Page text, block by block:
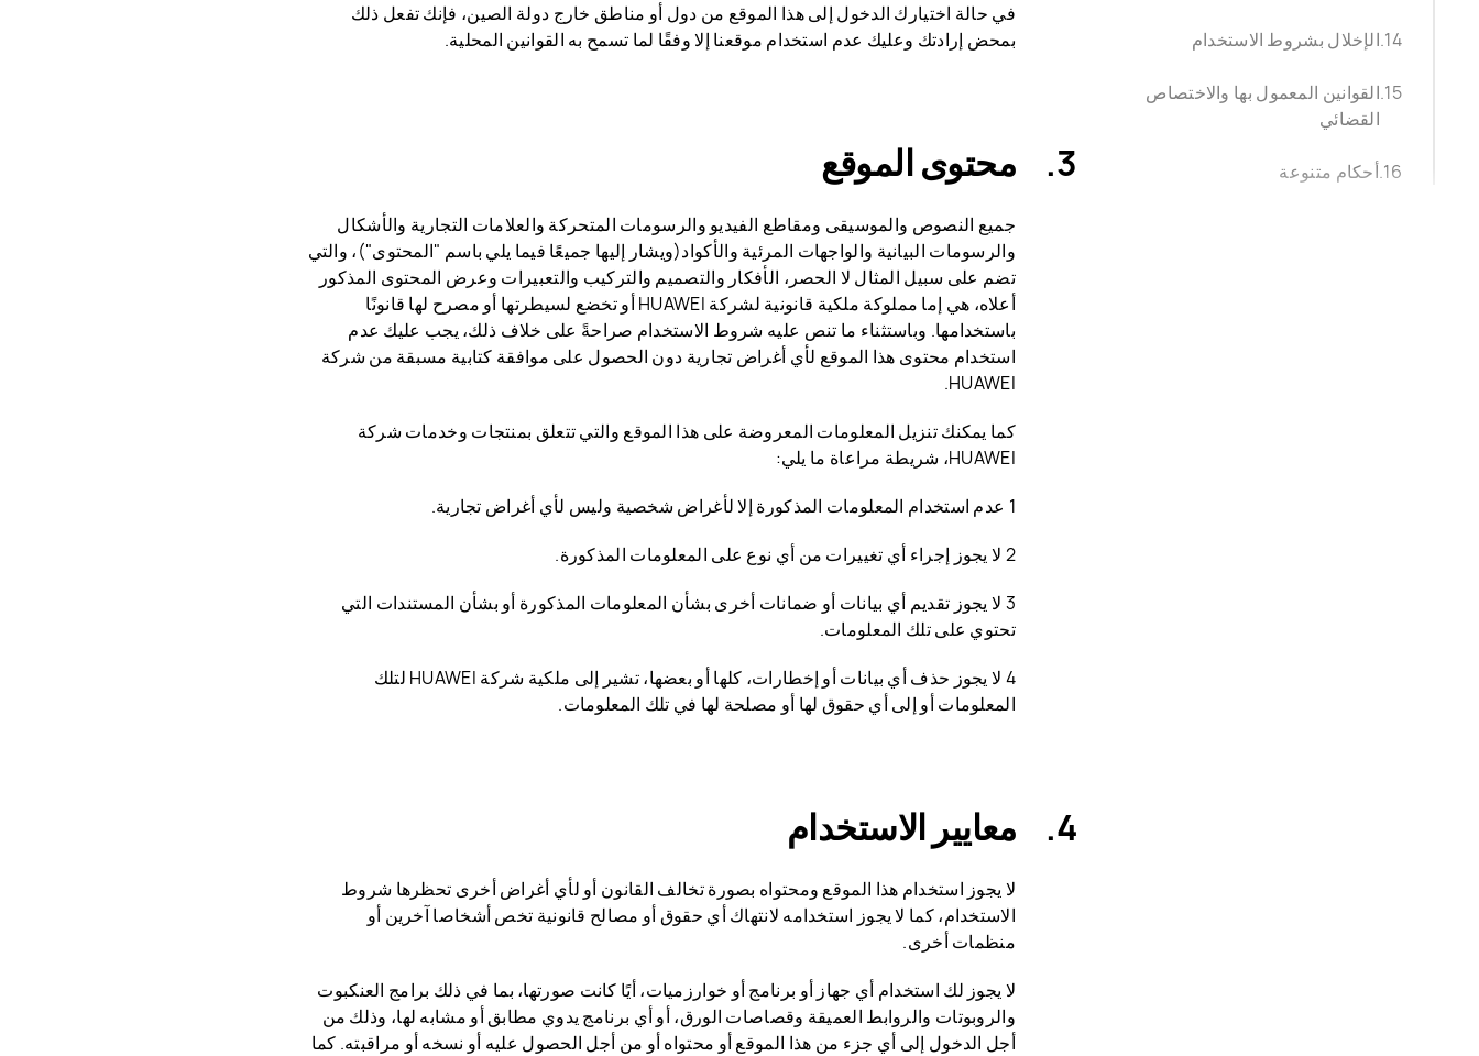
الإخلال بشروط الاستخدام
القوانين المعمول بها والاختصاص
القضائي
أحكام متنوعة
في حالة اختيارك الدخول إلى هذا الموقع من دول أو مناطق خارج دولة الصين، فإنك تفعل ذلك
بمحض إرادتك وعليك عدم استخدام موقعنا إلا وفقًا لما تسمح به القوانين المحلية.
محتوى الموقع
جميع النصوص والموسيقى ومقاطع الفيديو والرسومات المتحركة والعلامات التجارية والأشكال
والرسومات البيانية والواجهات المرئية والأكواد(ويشار إليها جميعًا فيما يلي باسم "المحتوى")، والتي
تضم على سبيل المثال لا الحصر، الأفكار والتصميم والتركيب والتعبيرات وعرض المحتوى المذكور
أعلاه، هي إما مملوكة ملكية قانونية لشركة HUAWEI أو تخضع لسيطرتها أو مصرح لها قانونًا
باستخدامها. وباستثناء ما تنص عليه شروط الاستخدام صراحةً على خلاف ذلك، يجب عليك عدم
استخدام محتوى هذا الموقع لأي أغراض تجارية دون الحصول على موافقة كتابية مسبقة من شركة
HUAWEI.
كما يمكنك تنزيل المعلومات المعروضة على هذا الموقع والتي تتعلق بمنتجات وخدمات شركة
HUAWEI، شريطة مراعاة ما يلي:
1 عدم استخدام المعلومات المذكورة إلا لأغراض شخصية وليس لأي أغراض تجارية.
2 لا يجوز إجراء أي تغييرات من أي نوع على المعلومات المذكورة.
3 لا يجوز تقديم أي بيانات أو ضمانات أخرى بشأن المعلومات المذكورة أو بشأن المستندات التي
تحتوي على تلك المعلومات.
4 لا يجوز حذف أي بيانات أو إخطارات، كلها أو بعضها، تشير إلى ملكية شركة HUAWEI لتلك
المعلومات أو إلى أي حقوق لها أو مصلحة لها في تلك المعلومات.
معايير الاستخدام
لا يجوز استخدام هذا الموقع ومحتواه بصورة تخالف القانون أو لأي أغراض أخرى تحظرها شروط
الاستخدام، كما لا يجوز استخدامه لانتهاك أي حقوق أو مصالح قانونية تخص أشخاصا آخرين أو
منظمات أخرى.
لا يجوز لك استخدام أي جهاز أو برنامج أو خوارزميات، أيًا كانت صورتها، بما في ذلك برامج العنكبوت
والروبوتات والروابط العميقة وقصاصات الورق، أو أي برنامج يدوي مطابق أو مشابه لها، وذلك من
أجل الدخول إلى أي جزء من هذا الموقع أو محتواه أو من أجل الحصول عليه أو نسخه أو مراقبته. كما